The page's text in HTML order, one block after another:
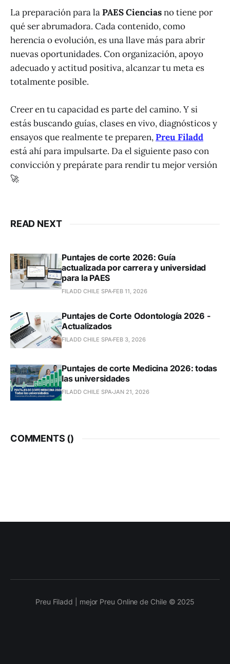
La preparación para laPAES Cienciasno tiene por
qué ser abrumadora. Cada contenido, como
herencia o evolución, es una llave más para abrir
nuevas oportunidades. Con organización, apoyo
adecuado y actitud positiva, alcanzar tu meta es
totalmente posible.
Creer en tu capacidad es parte del camino. Y si
estás buscando guías, clases en vivo, diagnósticos y
ensayos que realmente te preparen,Preu Filadd
está ahí para impulsarte. Da el siguiente paso con
convicción y prepárate para rendir tu mejor versión
🚀
READ NEXT
Puntajes de corte 2026: Guía
actualizada por carrera y universidad
para la PAES
FILADD CHILE SPA FEB 11, 2026
Puntajes de Corte Odontología 2026 -
Actualizados
FILADD CHILE SPA FEB 3, 2026
Puntajes de corte Medicina 2026: todas
las universidades
FILADD CHILE SPAJAN 21, 2026
COMMENTS ()
Preu Filadd | mejor Preu Online de Chile © 2025